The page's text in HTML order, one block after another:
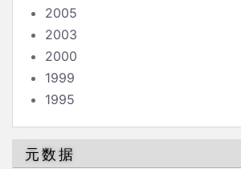
2005
2003
2000
1999
1995
元数据